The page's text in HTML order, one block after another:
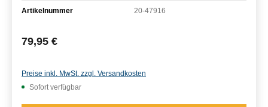
Artikelnummer 20-47916
Regulärer Preis:
79,95 €
Preise inkl. MwSt. zzgl. Versandkosten
Sofort verfügbar